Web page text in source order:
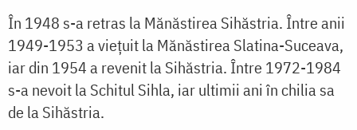
În 1948 s-a retras la Mănăstirea Sihăstria. Între anii
1949-1953 a viețuit la Mănăstirea Slatina-Suceava,
iar din 1954 a revenit la Sihăstria. Între 1972-1984
s-a nevoit la Schitul Sihla, iar ultimii ani în chilia sa
de la Sihăstria.